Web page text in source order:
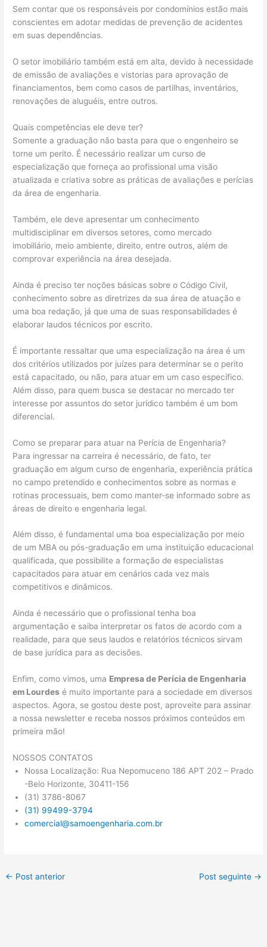
Sem contar que os responsáveis por condomínios estão mais
conscientes em adotar medidas de prevenção de acidentes
em suas dependências.
O setor imobiliário também está em alta, devido à necessidade
de emissão de avaliações e vistorias para aprovação de
financiamentos, bem como casos de partilhas, inventários,
renovações de aluguéis, entre outros.
Quais competências ele deve ter?
Somente a graduação não basta para que o engenheiro se
torne um perito. É necessário realizar um curso de
especialização que forneça ao profissional uma visão
atualizada e criativa sobre as práticas de avaliações e perícias
da área de engenharia.
Também, ele deve apresentar um conhecimento
multidisciplinar em diversos setores, como mercado
imobiliário, meio ambiente, direito, entre outros, além de
comprovar experiência na área desejada.
Ainda é preciso ter noções básicas sobre o Código Civil,
conhecimento sobre as diretrizes da sua área de atuação e
uma boa redação, já que uma de suas responsabilidades é
elaborar laudos técnicos por escrito.
É importante ressaltar que uma especialização na área é um
dos critérios utilizados por juízes para determinar se o perito
está capacitado, ou não, para atuar em um caso específico.
Além disso, para quem busca se destacar no mercado ter
interesse por assuntos do setor jurídico também é um bom
diferencial.
Como se preparar para atuar na Perícia de Engenharia?
Para ingressar na carreira é necessário, de fato, ter
graduação em algum curso de engenharia, experiência prática
no campo pretendido e conhecimentos sobre as normas e
rotinas processuais, bem como manter-se informado sobre as
áreas de direito e engenharia legal.
Além disso, é fundamental uma boa especialização por meio
de um MBA ou pós-graduação em uma instituição educacional
qualificada, que possibilite a formação de especialistas
capacitados para atuar em cenários cada vez mais
competitivos e dinâmicos.
Ainda é necessário que o profissional tenha boa
argumentação e saiba interpretar os fatos de acordo com a
realidade, para que seus laudos e relatórios técnicos sirvam
de base jurídica para as decisões.
Enfim, como vimos, uma Empresa de Perícia de Engenharia
em Lourdes é muito importante para a sociedade em diversos
aspectos. Agora, se gostou deste post, aproveite para assinar
a nossa newsletter e receba nossos próximos conteúdos em
primeira mão!
NOSSOS CONTATOS
Nossa Localização: Rua Nepomuceno 186 APT 202 – Prado
-Belo Horizonte, 30411-156
(31) 3786-8067
(31) 99499-3794
comercial@samoengenharia.com.br
← Post anterior Post seguinte →